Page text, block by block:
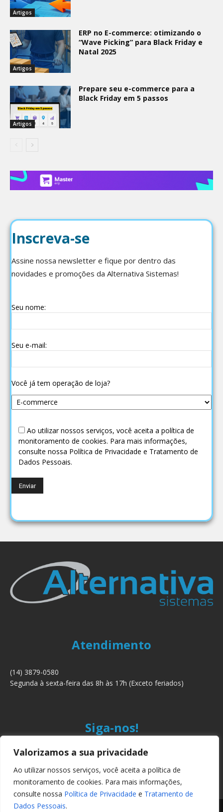
Valorizamos a sua privacidade
Ao utilizar nossos serviços, você aceita a política de
monitoramento de cookies. Para mais informações,
consulte nossa Política de Privacidade e Tratamento de
Dados Pessoais.
Artigos
Artigos
ERP no E-commerce: otimizando o
“Wave Picking” para Black Friday e
Natal 2025
Artigos
Prepare seu e-commerce para a
Black Friday em 5 passos
Inscreva-se
Assine nossa newsletter e fique por dentro das
novidades e promoções da Alternativa Sistemas!
Seu nome:
Seu e-mail:
Você já tem operação de loja?
Ao utilizar nossos serviços, você aceita a política de
monitoramento de cookies. Para mais informações,
consulte nossa Política de Privacidade e Tratamento de
Dados Pessoais.
Atendimento
(14) 3879-0580
Segunda à sexta-feira das 8h às 17h (Exceto feriados)
Siga-nos!